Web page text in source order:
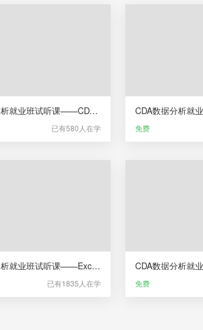
CDA数据分析就业班试听课——CDA数据分析师教研服务
已有580人在学 免费
CDA数据分析就业班试听课——Excel业务数据分析（更新于2025年06月）
已有1835人在学 免费